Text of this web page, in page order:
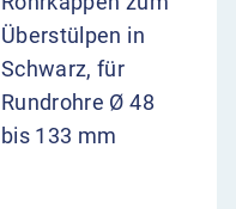
Überstülpen in
Schwarz, für
Rundrohre Ø 48
bis 133 mm